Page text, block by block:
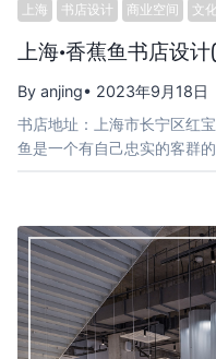
上海 书店设计 商业空间 文
上海·香蕉鱼书店设
By anjing• 2023年9月18日
书店地址：上海市长宁区红
鱼是一个有自己忠实的客群